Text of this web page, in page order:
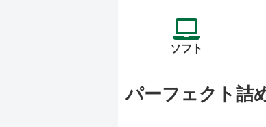
ソフト
パーフェクト詰